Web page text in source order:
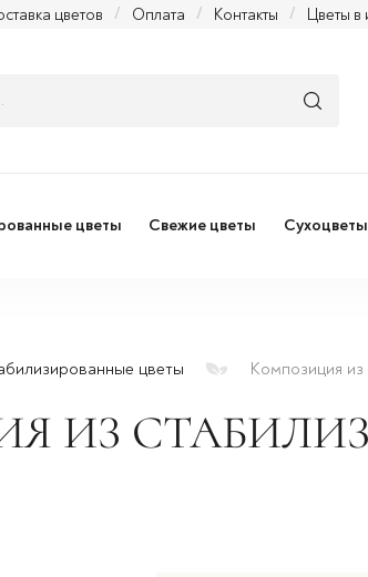
цветов / Оплата / Контакты / Цветы в
цветы Свежие цветы Сухоцветы
цветы Композиция
ИЗ